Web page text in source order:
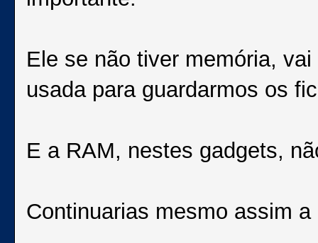
Ele se não tiver memória,
usada para guardarmos os
E a RAM, nestes gadgets,
Continuarias mesmo assim